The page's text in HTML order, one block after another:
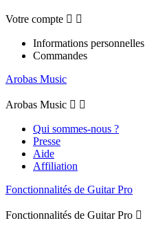
Votre compte  
Informations personnelles
Commandes
Arobas Music
Arobas Music  
Qui sommes-nous ?
Presse
Aide
Affiliation
Fonctionnalités de Guitar Pro
Fonctionnalités de Guitar Pro 